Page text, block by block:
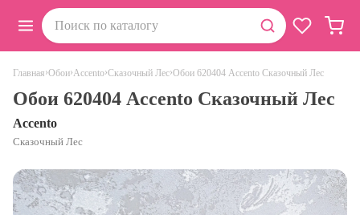
Главная›Обои›Accento›Сказочный Лес›Обои 620404 Accento Сказочный Лес
Обои 620404 Accento Сказочный Лес
Accento
Сказочный Лес